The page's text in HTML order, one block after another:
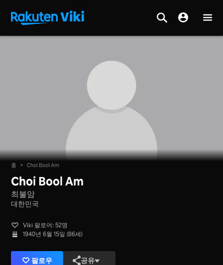
홈 > Choi Bool Am
Choi Bool Am
최불암
대한민국
Viki 팔로어: 52명
1940년 6월 15일 (86세)
팔로우 공유